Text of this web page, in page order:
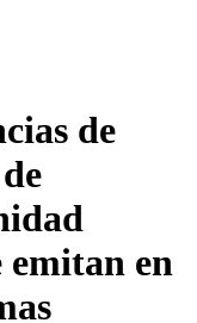
de
en